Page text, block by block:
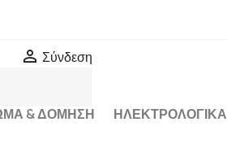
 Σύνδεση
& ΔΟΜΗΣΗ ΗΛΕΚΤΡΟΛΟΓΙΚΑ